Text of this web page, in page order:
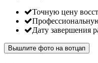
Точную цену
Дату завершения
Вышлите фото на вотцап